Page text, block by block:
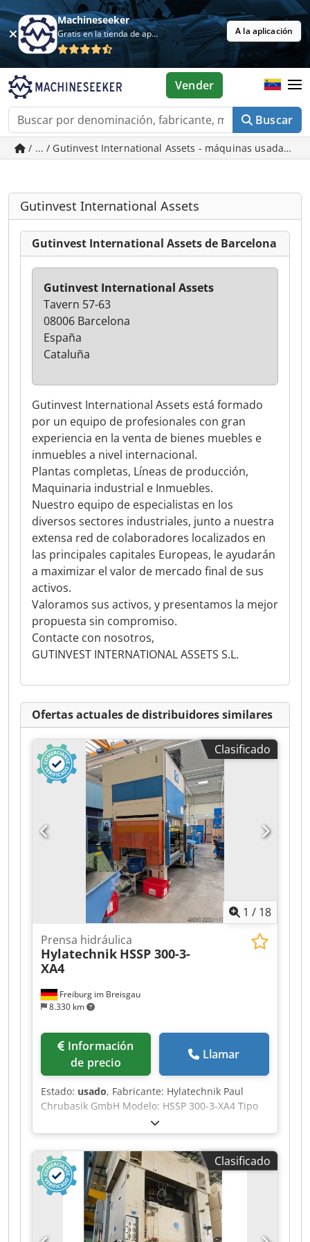
Machineseeker
Gratis en la tienda de aplicaciones A la aplicación
Buscar
Vender
/ ... / Gutinvest International Assets - máquinas usadas en
Gutinvest International Assets
Gutinvest International Assets de Barcelona
Gutinvest International Assets está formado
por un equipo de profesionales con gran
experiencia en la venta de bienes muebles e
inmuebles a nivel internacional.
Plantas completas, Líneas de producción,
Maquinaria industrial e Inmuebles.
Nuestro equipo de especialistas en los
diversos sectores industriales, junto a nuestra
extensa red de colaboradores localizados en
las principales capitales Europeas, le ayudarán
a maximizar el valor de mercado final de sus
activos.
Valoramos sus activos, y presentamos la mejor
propuesta sin compromiso.
Contacte con nosotros,
GUTINVEST INTERNATIONAL ASSETS S.L.
Gutinvest International Assets
Tavern 57-63
08006 Barcelona
España
Cataluña
Ofertas actuales de distribuidores similares
Clasificado
1 / 18
Freiburg im Breisgau
8.330 km
Prensa hidráulica
Hylatechnik HSSP 300-3-
XA4
de precio
Llamar
Estado: usado, Fabricante: Hylatechnik Paul
Chrubasik GmbH Modelo: HSSP 300-3-XA4 Tipo
de máquina: Prensa hidráulica Año de
fabricación: 2000 Estado: usada Fuerza de
prensado: 3.000 kN Fuerza de prensado: 300 t
Dodpezrz D Ssfx Af Djkr Carrera: 300 mm Altura
máxima de instalación: 800 mm Superficie de la
mesa: 2.000 × 1.550 mm Superficie del pistón:
2.000 × 1.540 mm Apertura frontal: 2.000 mm
Apertura lateral: 1.050 mm Altura de la mesa:
800 mm Avance rápido: 340 mm/s Velocidad de
Clasificado